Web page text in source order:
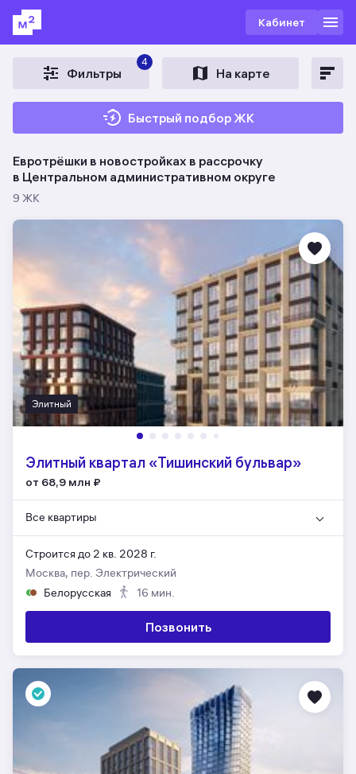
Кабинет
Фильтры
4
На карте
Быстрый подбор ЖК
Евротрёшки в новостройках в рассрочку
в Центральном административном округе
9 ЖК
Элитный
Элитный квартал «Тишинский бульвар»
от 68,9 млн ₽
Все квартиры
Строится до 2 кв. 2028 г.
Москва, пер. Электрический
Белорусская
16 мин.
Позвонить